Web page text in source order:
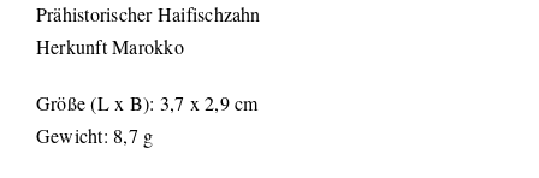
Prähistorischer Haifischzahn
Herkunft Marokko
Größe (L x B): 3,7 x 2,9 cm
Gewicht: 8,7 g